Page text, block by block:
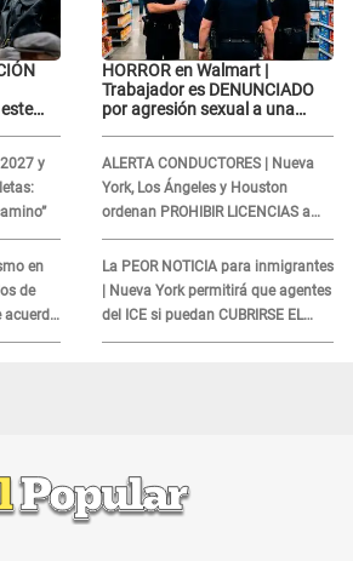
y
en
de
acuerdo
HORROR en Walmart |
Trabajador es DENUNCIADO
por agresión sexual a una
ALERTA CONDUCTORES | Nueva
York, Los Ángeles y Houston
ordenan PROHIBIR LICENCIAS a
quienes no presenten ESTE
DOCUMENTO
La PEOR NOTICIA para inmigrantes
| Nueva York permitirá que agentes
del ICE si puedan CUBRIRSE EL
ROSTRO